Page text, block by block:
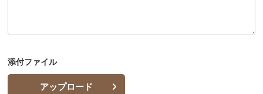
添付ファイル
アップロード